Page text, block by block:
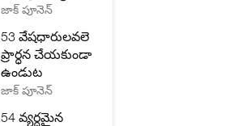
జాక్ పూనెన్
53 వేషధారులవలె
ప్రార్ధన చేయకుండా
ఉండుట
జాక్ పూనెన్
54 వ్యర్ధమైన